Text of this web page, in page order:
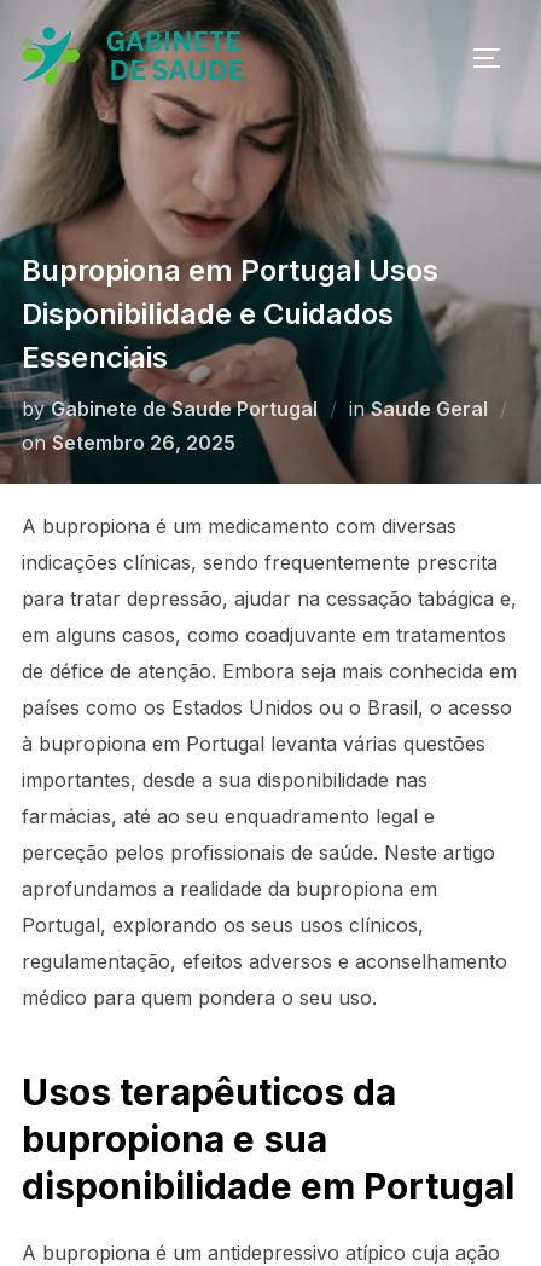
content
Bupropiona em Portugal Usos
Disponibilidade e Cuidados
Essenciais
byGabinete de Saude Portugal inSaude Geral
onPosted
on
Setembro 26, 2025
A bupropiona é um medicamento com diversas
indicações clínicas, sendo frequentemente prescrita
para tratar depressão, ajudar na cessação tabágica e,
em alguns casos, como coadjuvante em tratamentos
de défice de atenção. Embora seja mais conhecida em
países como os Estados Unidos ou o Brasil, o acesso
à bupropiona em Portugal levanta várias questões
importantes, desde a sua disponibilidade nas
farmácias, até ao seu enquadramento legal e
perceção pelos profissionais de saúde. Neste artigo
aprofundamos a realidade da bupropiona em
Portugal, explorando os seus usos clínicos,
regulamentação, efeitos adversos e aconselhamento
médico para quem pondera o seu uso.
Usos terapêuticos da
bupropiona e sua
disponibilidade em Portugal
A bupropiona é um antidepressivo atípico cuja ação